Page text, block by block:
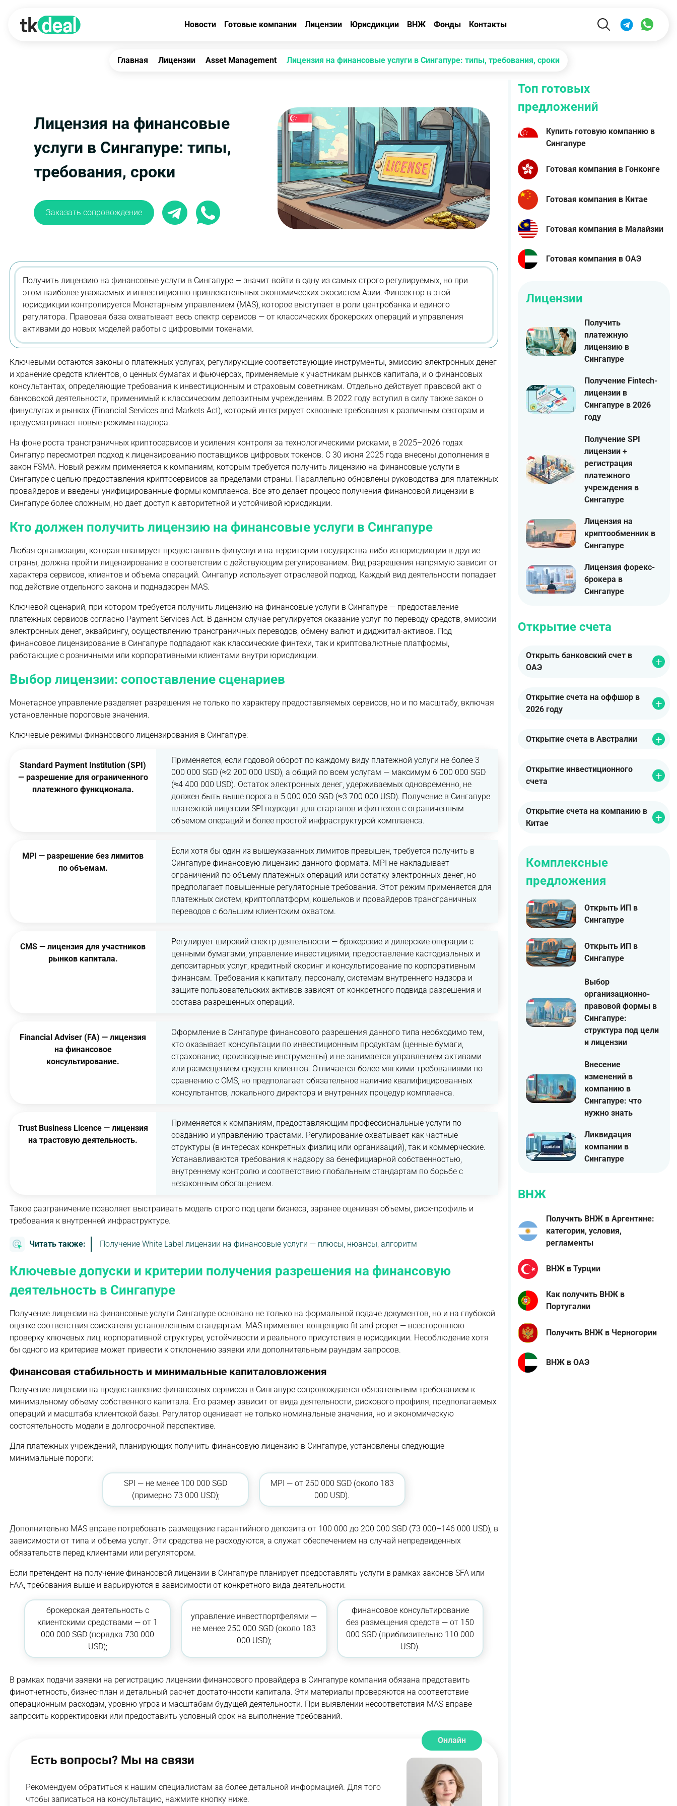
Новости Готовые компании Лицензии Юрисдикции ВНЖ Фонды Контакты
Главная Лицензии Asset Management Лицензия на финансовые услуги в Сингапуре: типы, требования, сроки
Лицензия на финансовые
услуги в Сингапуре: типы,
требования, сроки
Заказать сопровождение
Получить лицензию на финансовые услуги в Сингапуре — значит войти в одну из самых строго регулируемых, но при
этом наиболее уважаемых и инвестиционно привлекательных экономических экосистем Азии. Финсектор в этой
юрисдикции контролируется Монетарным управлением (MAS), которое выступает в роли центробанка и единого
регулятора. Правовая база охватывает весь спектр сервисов — от классических брокерских операций и управления
активами до новых моделей работы с цифровыми токенами.
Ключевыми остаются законы о платежных услугах, регулирующие соответствующие инструменты, эмиссию электронных денег
и хранение средств клиентов, о ценных бумагах и фьючерсах, применяемые к участникам рынков капитала, и о финансовых
консультантах, определяющие требования к инвестиционным и страховым советникам. Отдельно действует правовой акт о
банковской деятельности, применимый к классическим депозитным учреждениям. В 2022 году вступил в силу также закон о
финуслугах и рынках (Financial Services and Markets Act), который интегрирует сквозные требования к различным секторам и
предусматривает новые режимы надзора.
На фоне роста трансграничных криптосервисов и усиления контроля за технологическими рисками, в 2025–2026 годах
Сингапур пересмотрел подход к лицензированию поставщиков цифровых токенов. С 30 июня 2025 года внесены дополнения в
закон FSMA. Новый режим применяется к компаниям, которым требуется получить лицензию на финансовые услуги в
Сингапуре с целью предоставления криптосервисов за пределами страны. Параллельно обновлены руководства для платежных
провайдеров и введены унифицированные формы комплаенса. Все это делает процесс получения финансовой лицензии в
Сингапуре более сложным, но дает доступ к авторитетной и устойчивой юрисдикции.
Кто должен получить лицензию на финансовые услуги в Сингапуре
Любая организация, которая планирует предоставлять финуслуги на территории государства либо из юрисдикции в другие
страны, должна пройти лицензирование в соответствии с действующим регулированием. Вид разрешения напрямую зависит от
характера сервисов, клиентов и объема операций. Сингапур использует отраслевой подход. Каждый вид деятельности попадает
под действие отдельного закона и поднадзорен MAS.
Ключевой сценарий, при котором требуется получить лицензию на финансовые услуги в Сингапуре — предоставление
платежных сервисов согласно Payment Services Act. В данном случае регулируется оказание услуг по переводу средств, эмиссии
электронных денег, эквайрингу, осуществлению трансграничных переводов, обмену валют и диджитал-активов. Под
финансовое лицензирование в Сингапуре подпадают как классические финтехи, так и криптовалютные платформы,
работающие с розничными или корпоративными клиентами внутри юрисдикции.
Выбор лицензии: сопоставление сценариев
Монетарное управление разделяет разрешения не только по характеру предоставляемых сервисов, но и по масштабу, включая
установленные пороговые значения.
Ключевые режимы финансового лицензирования в Сингапуре:
Standard Payment Institution (SPI)
— разрешение для ограниченного
платежного функционала.
Применяется, если годовой оборот по каждому виду платежной услуги не более 3
000 000 SGD (≈2 200 000 USD), а общий по всем услугам — максимум 6 000 000 SGD
(≈4 400 000 USD). Остаток электронных денег, удерживаемых одновременно, не
должен быть выше порога в 5 000 000 SGD (≈3 700 000 USD). Получение в Сингапуре
платежной лицензии SPI подходит для стартапов и финтехов с ограниченным
объемом операций и более простой инфраструктурой комплаенса.
MPI — разрешение без лимитов
по объемам.
Если хотя бы один из вышеуказанных лимитов превышен, требуется получить в
Сингапуре финансовую лицензию данного формата. MPI не накладывает
ограничений по объему платежных операций или остатку электронных денег, но
предполагает повышенные регуляторные требования. Этот режим применяется для
платежных систем, криптоплатформ, кошельков и провайдеров трансграничных
переводов с большим клиентским охватом.
CMS — лицензия для участников
рынков капитала.
Регулирует широкий спектр деятельности — брокерские и дилерские операции с
ценными бумагами, управление инвестициями, предоставление кастодиальных и
депозитарных услуг, кредитный скоринг и консультирование по корпоративным
финансам. Требования к капиталу, персоналу, системам внутреннего надзора и
защите пользовательских активов зависят от конкретного подвида разрешения и
состава разрешенных операций.
Financial Adviser (FA) — лицензия
на финансовое
консультирование.
Оформление в Сингапуре финансового разрешения данного типа необходимо тем,
кто оказывает консультации по инвестиционным продуктам (ценные бумаги,
страхование, производные инструменты) и не занимается управлением активами
или размещением средств клиентов. Отличается более мягкими требованиями по
сравнению с CMS, но предполагает обязательное наличие квалифицированных
консультантов, локального директора и внутренних процедур комплаенса.
Trust Business Licence — лицензия
на трастовую деятельность.
Применяется к компаниям, предоставляющим профессиональные услуги по
созданию и управлению трастами. Регулирование охватывает как частные
структуры (в интересах конкретных физлиц или организаций), так и коммерческие.
Устанавливаются требования к надзору за бенефициарной собственностью,
внутреннему контролю и соответствию глобальным стандартам по борьбе с
незаконным обогащением.
Такое разграничение позволяет выстраивать модель строго под цели бизнеса, заранее оценивая объемы, риск-профиль и
требования к внутренней инфраструктуре.
Читать также: Получение White Label лицензии на финансовые услуги — плюсы, нюансы, алгоритм
Ключевые допуски и критерии получения разрешения на финансовую
деятельность в Сингапуре
Получение лицензии на финансовые услуги Сингапуре основано не только на формальной подаче документов, но и на глубокой
оценке соответствия соискателя установленным стандартам. MAS применяет концепцию fit and proper — всестороннюю
проверку ключевых лиц, корпоративной структуры, устойчивости и реального присутствия в юрисдикции. Несоблюдение хотя
бы одного из критериев может привести к отклонению заявки или дополнительным раундам запросов.
Финансовая стабильность и минимальные капиталовложения
Получение лицензии на предоставление финансовых сервисов в Сингапуре сопровождается обязательным требованием к
минимальному объему собственного капитала. Его размер зависит от вида деятельности, рискового профиля, предполагаемых
операций и масштаба клиентской базы. Регулятор оценивает не только номинальные значения, но и экономическую
состоятельность модели в долгосрочной перспективе.
Для платежных учреждений, планирующих получить финансовую лицензию в Сингапуре, установлены следующие
минимальные пороги:
SPI — не менее 100 000 SGD
(примерно 73 000 USD);
MPI — от 250 000 SGD (около 183
000 USD).
Дополнительно MAS вправе потребовать размещение гарантийного депозита от 100 000 до 200 000 SGD (73 000–146 000 USD), в
зависимости от типа и объема услуг. Эти средства не расходуются, а служат обеспечением на случай непредвиденных
обязательств перед клиентами или регулятором.
Если претендент на получение финансовой лицензии в Сингапуре планирует предоставлять услуги в рамках законов SFA или
FAA, требования выше и варьируются в зависимости от конкретного вида деятельности:
брокерская деятельность с
клиентскими средствами — от 1
000 000 SGD (порядка 730 000
USD);
управление инвестпортфелями —
не менее 250 000 SGD (около 183
000 USD);
финансовое консультирование
без размещения средств — от 150
000 SGD (приблизительно 110 000
USD).
В рамках подачи заявки на регистрацию лицензии финансового провайдера в Сингапуре компания обязана представить
финотчетность, бизнес-план и детальный расчет достаточности капитала. Эти материалы проверяются на соответствие
операционным расходам, уровню угроз и масштабам будущей деятельности. При выявлении несоответствия MAS вправе
запросить корректировки или предоставить условный срок на выполнение требований.
Есть вопросы? Мы на связи
Рекомендуем обратиться к нашим специалистам за более детальной информацией. Для того
чтобы записаться на консультацию, нажмите кнопку ниже.
Онлайн
Топ готовых
предложений
Купить готовую компанию в
Сингапуре
Готовая компания в Гонконге
Готовая компания в Китае
Готовая компания в Малайзии
Готовая компания в ОАЭ
Лицензии
Получить
платежную
лицензию в
Сингапуре
Получение Fintech-
лицензии в
Сингапуре в 2026
году
Получение SPI
лицензии +
регистрация
платежного
учреждения в
Сингапуре
Лицензия на
криптообменник в
Сингапуре
Лицензия форекс-
брокера в
Сингапуре
Открытие счета
Открыть банковский счет в
ОАЭ
Открытие счета на оффшор в
2026 году
Открытие счета в Австралии
Открытие инвестиционного
счета
Открытие счета на компанию в
Китае
Комплексные
предложения
Открыть ИП в
Сингапуре
Открыть ИП в
Сингапуре
Выбор
организационно-
правовой формы в
Сингапуре:
структура под цели
и лицензии
Внесение
изменений в
компанию в
Сингапуре: что
нужно знать
Ликвидация
компании в
Сингапуре
ВНЖ
Получить ВНЖ в Аргентине:
категории, условия,
регламенты
ВНЖ в Турции
Как получить ВНЖ в
Португалии
Получить ВНЖ в Черногории
ВНЖ в ОАЭ